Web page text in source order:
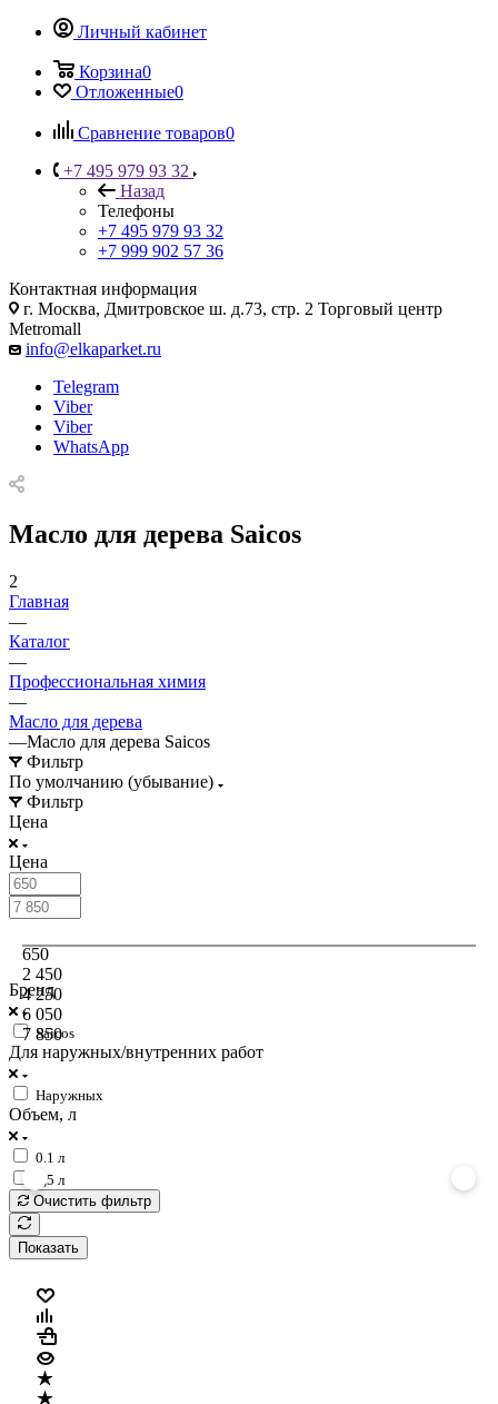
Личный кабинет
Корзина0
Отложенные0
Сравнение товаров0
+7 495 979 93 32
Назад
Телефоны
+7 495 979 93 32
+7 999 902 57 36
Контактная информация
г. Москва, Дмитровское ш. д.73, стр. 2 Торговый центр
Metromall
info@elkaparket.ru
Telegram
Viber
Viber
WhatsApp
Масло для дерева Saicos
2
Главная
—
Каталог
—
Профессиональная химия
—
Масло для дерева
—Масло для дерева Saicos
Фильтр
По умолчанию (убывание)
Фильтр
Цена
Цена
650
2 450
4 250
6 050
7 850
Бренд
Saicos
Для наружных/внутренних работ
Наружных
Объем, л
0.1 л
2,5 л
Очистить фильтр
Показать